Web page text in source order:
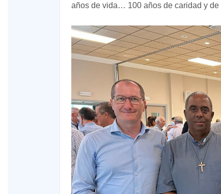
años de vida… 100 años de caridad y